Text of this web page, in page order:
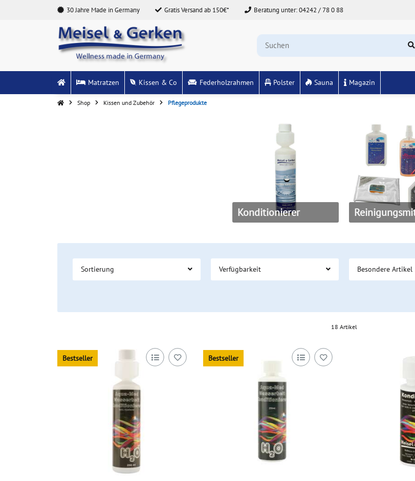
30 Jahre Made in Germany Gratis Versand ab 150€* Beratung unter: 04242 / 78 0 88
Matratzen Kissen & Co Federholzrahmen Polster Sauna Magazin
Shop Kissen und Zubehör Pflegeprodukte
Konditionierer
Sortierung Verfügbarkeit Besondere Artikel
18 Artikel
Bestseller Bestseller